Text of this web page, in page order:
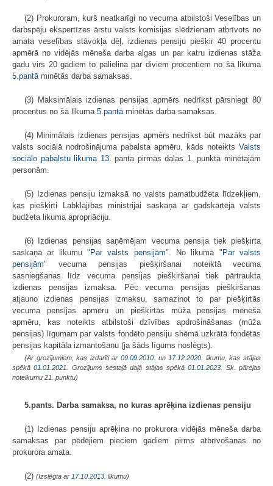
(2) Prokuroram, kurš neatkarīgi no vecuma atbilstoši Veselības un
darbspēju ekspertīzes ārstu valsts komisijas slēdzienam atbrīvots no
amata veselības stāvokļa dēļ, izdienas pensiju piešķir 40 procentu
apmērā no vidējās mēneša darba algas un par katru izdienas stāža
gadu virs 20 gadiem to palielina par diviem procentiem no šā likuma
5.pantāminētās darba samaksas.
(3) Maksimālais izdienas pensijas apmērs nedrīkst pārsniegt 80
procentus no šā likuma 5.pantāminētās darba samaksas.
(4) Minimālais izdienas pensijas apmērs nedrīkst būt mazāks par
valsts sociālā nodrošinājuma pabalsta apmēru, kāds noteikts Valsts
sociālo pabalstu likuma 13. panta pirmās daļas 1. punktā minētajām
personām.
(5) Izdienas pensiju izmaksā no valsts pamatbudžeta līdzekļiem,
kas piešķirti Labklājības ministrijai saskaņā ar gadskārtējā valsts
budžeta likuma apropriāciju.
(6) Izdienas pensijas saņēmējam vecuma pensija tiek piešķirta
saskaņā ar likumu " Par valsts pensijām". No likumā " Par valsts
pensijām" vecuma pensijas piešķiršanai noteiktā vecuma
sasniegšanas līdz vecuma pensijas piešķiršanai tiek pārtraukta
izdienas pensijas izmaksa. Pēc vecuma pensijas piešķiršanas
atjauno izdienas pensijas izmaksu, samazinot to par piešķirtās
vecuma pensijas apmēru un piešķirtās mūža pensijas mēneša
apmēru, kas noteikts atbilstoši dzīvības apdrošināšanas (mūža
pensijas) līgumam par valsts fondēto pensiju shēmā uzkrātā fondētās
pensijas kapitāla izmantošanu (ja šāds līgums noslēgts).
(Ar grozījumiem, kas izdarīti ar 09.09.2010. un 17.12.2020 . likumu, kas stājas
spēkā01.01.2021. Grozījums sestajā daļā stājas spēkā01.01.2023.
Sk. pārejas
noteikumu 21. punktu)
5.pants. Darba samaksa, no kuras aprēķina izdienas pensiju
(1) Izdienas pensiju aprēķina no prokurora vidējās mēneša darba
samaksas par pēdējiem pieciem gadiem pirms atbrīvošanas no
prokurora amata.
(2) (Izslēgta ar 17.10.2013 . likumu)